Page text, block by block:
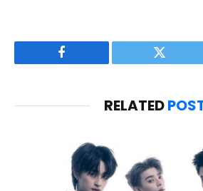
Facebook Twitter
RELATED